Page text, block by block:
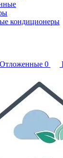
кондиционеры
Отложенные 0